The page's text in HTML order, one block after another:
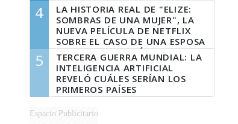
4
LA HISTORIA REAL DE "ELIZE:
SOMBRAS DE UNA MUJER", LA
NUEVA PELÍCULA DE NETFLIX
SOBRE EL CASO DE UNA ESPOSA
QUE DESCUARTIZÓ A SU
MARIDO
5
TERCERA GUERRA MUNDIAL: LA
INTELIGENCIA ARTIFICIAL
REVELÓ CUÁLES SERÍAN LOS
PRIMEROS PAÍSES
LATINOAMERICANOS EN SER
DERROTADOS
Espacio Publicitario